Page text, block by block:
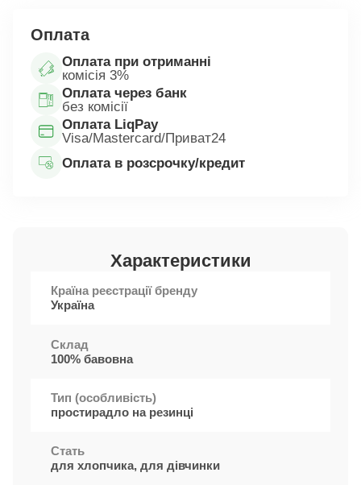
Оплата
Оплата при отриманні
комісія 3%
Оплата через банк
без комісії
Оплата LiqPay
Visa/Mastercard/Приват24
Оплата в розсрочку/кредит
Характеристики
Країна реєстрації бренду
Україна
Cклад
100% бавовна
Тип (особливість)
простирадло на резинці
Стать
для хлопчика, для дівчинки